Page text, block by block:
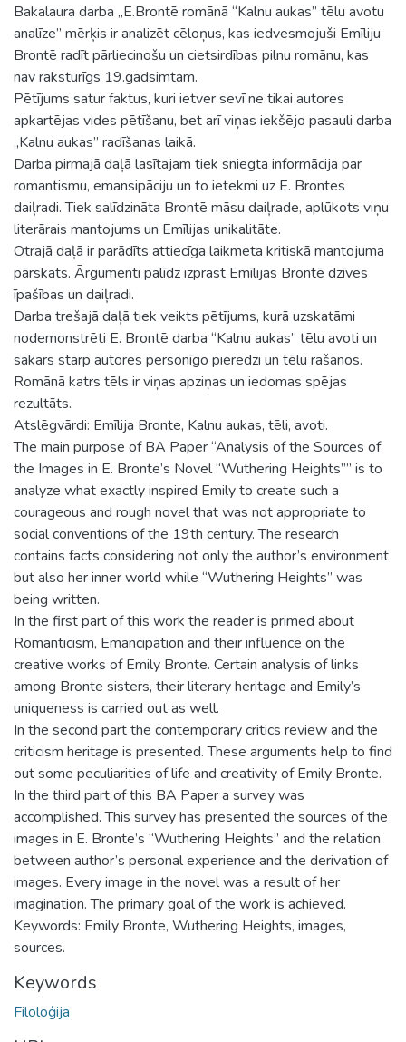
Bakalaura darba „E.Brontē romānā “Kalnu aukas” tēlu avotu
analīze” mērķis ir analizēt cēloņus, kas iedvesmojuši Emīliju
Brontē radīt pārliecinošu un cietsirdības pilnu romānu, kas
nav raksturīgs 19.gadsimtam.
Pētījums satur faktus, kuri ietver sevī ne tikai autores
apkartējas vides pētīšanu, bet arī viņas iekšējo pasauli darba
„Kalnu aukas” radīšanas laikā.
Darba pirmajā daļā lasītajam tiek sniegta informācija par
romantismu, emansipāciju un to ietekmi uz E. Brontes
daiļradi. Tiek salīdzināta Brontē māsu daiļrade, aplūkots viņu
literārais mantojums un Emīlijas unikalitāte.
Otrajā daļā ir parādīts attiecīga laikmeta kritiskā mantojuma
pārskats. Ārgumenti palīdz izprast Emīlijas Brontē dzīves
īpašības un daiļradi.
Darba trešajā daļā tiek veikts pētījums, kurā uzskatāmi
nodemonstrēti E. Brontē darba “Kalnu aukas” tēlu avoti un
sakars starp autores personīgo pieredzi un tēlu rašanos.
Romānā katrs tēls ir viņas apziņas un iedomas spējas
rezultāts.
Atslēgvārdi: Emīlija Bronte, Kalnu aukas, tēli, avoti.
The main purpose of BA Paper “Analysis of the Sources of
the Images in E. Bronte’s Novel “Wuthering Heights”” is to
analyze what exactly inspired Emily to create such a
courageous and rough novel that was not appropriate to
social conventions of the 19th century. The research
contains facts considering not only the author’s environment
but also her inner world while “Wuthering Heights” was
being written.
In the first part of this work the reader is primed about
Romanticism, Emancipation and their influence on the
creative works of Emily Bronte. Certain analysis of links
among Bronte sisters, their literary heritage and Emily’s
uniqueness is carried out as well.
In the second part the contemporary critics review and the
criticism heritage is presented. These arguments help to find
out some peculiarities of life and creativity of Emily Bronte.
In the third part of this BA Paper a survey was
accomplished. This survey has presented the sources of the
images in E. Bronte’s “Wuthering Heights” and the relation
between author’s personal experience and the derivation of
images. Every image in the novel was a result of her
imagination. The primary goal of the work is achieved.
Keywords: Emily Bronte, Wuthering Heights, images,
sources.
Keywords
Filoloģija